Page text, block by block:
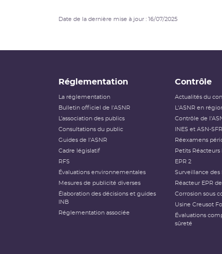
Date de la dernière mise à jour : 16/07/2025
Réglementation
La réglementation
Bulletin officiel de l'ASNR
L’association des publics
Consultations du public
Guides de l'ASNR
Cadre législatif
RFS
Évaluations environnementales
Mesures de publicité diverses
Élaboration des décisions et guides
INB
Réglementation associée
Contrôle
Actualités du
L'ASNR en
Contrôle de
INES et ASN-
Réexamens
Petits
EPR 2
Surveillance des
Réacteur EPR
Corrosion sous
Usine Creusot
Évaluations
sûreté